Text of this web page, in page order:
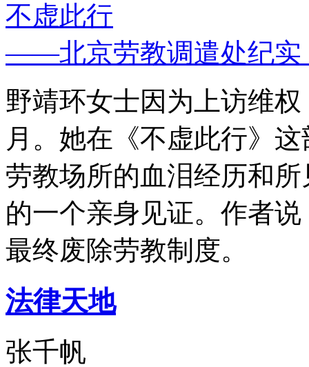
不虚此行
——北京劳教调遣处纪实
野靖环女士因为上访维
月。她在《不虚此行》
劳教场所的血泪经历和
的一个亲身见证。作者
最终废除劳教制度。
法律天地
张千帆